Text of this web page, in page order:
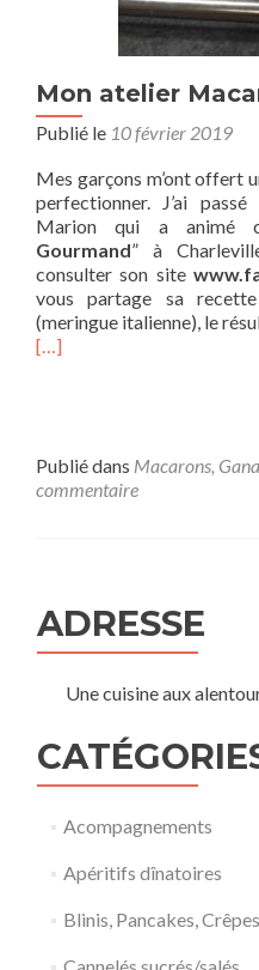
Mon atelier
Publié le 10 février 2019
Mes garçons m’ont offert
perfectionner. J’ai
Marion qui a animé
Gourmand” à
consulter son site
vous partage sa
(meringue italienne), le
[…]
Publié dans Macarons,
commentaire
ADRESSE
Une cuisine aux
Acompagnements
Apéritifs dînatoires
Blinis, Pancakes,